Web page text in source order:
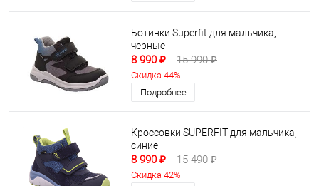
Ботинки Superfit для мальчика,
черные
8 990 ₽ 15 990 ₽
Скидка 44%
Подробнее
Кроссовки SUPERFIT для мальчика,
синие
8 990 ₽ 15 490 ₽
Скидка 42%